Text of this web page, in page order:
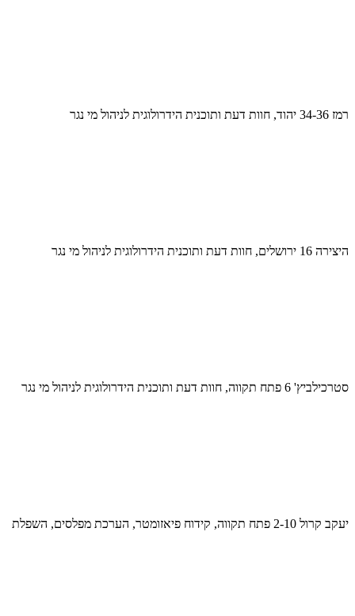
רמז 34-36 יהוד, חוות דעת ותוכנית הידרולוגית לניהול מי נגר
היצירה 16 ירושלים, חוות דעת ותוכנית הידרולוגית לניהול מי נגר
סטרכילביץ' 6 פתח תקווה, חוות דעת ותוכנית הידרולוגית לניהול מי נגר
יעקב קרול 2-10 פתח תקווה, קידוח פיאזומטר, הערכת מפלסים, השפלת